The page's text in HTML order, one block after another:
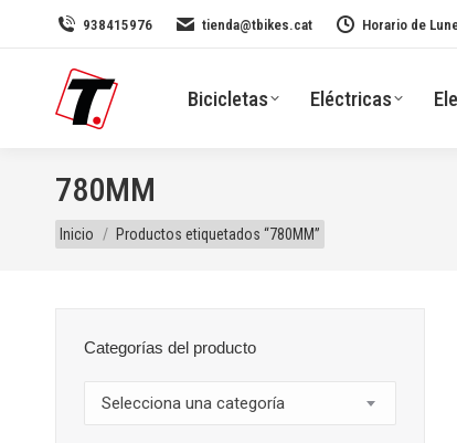
938415976 tienda@tbikes.cat Horario de
Bicicletas Eléctricas
780MM
Estás aquí:
Inicio Productos etiquetados “780MM”
Categorías del producto
Selecciona una categoría